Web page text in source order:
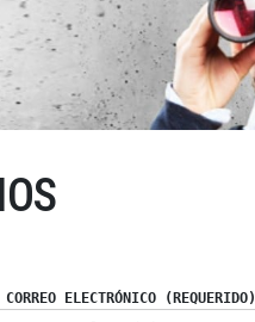
ELECTRÓNICO (REQUERIDO)